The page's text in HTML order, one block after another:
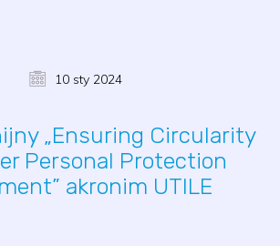
10 sty 2024
„Ensuring Circularity
Personal Protection
akronim UTILE